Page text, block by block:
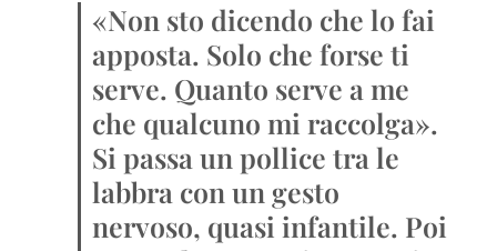
«Non sto dicendo che lo fai
apposta. Solo che forse ti
serve. Quanto serve a me
che qualcuno mi raccolga».
Si passa un pollice tra le
labbra con un gesto
nervoso, quasi infantile. Poi